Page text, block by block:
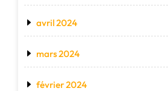
avril 2024
mars 2024
février 2024